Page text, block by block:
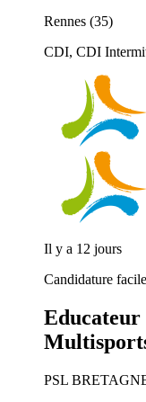
Rennes (35)
CDI, CDI
Il y a 12 jours
Candidature facile
PSL